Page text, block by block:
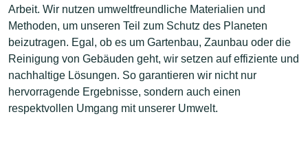
Arbeit. Wir nutzen umweltfreundliche Materialien und
Methoden, um unseren Teil zum Schutz des Planeten
beizutragen. Egal, ob es um Gartenbau, Zaunbau oder die
Reinigung von Gebäuden geht, wir setzen auf effiziente und
nachhaltige Lösungen. So garantieren wir nicht nur
hervorragende Ergebnisse, sondern auch einen
respektvollen Umgang mit unserer Umwelt.